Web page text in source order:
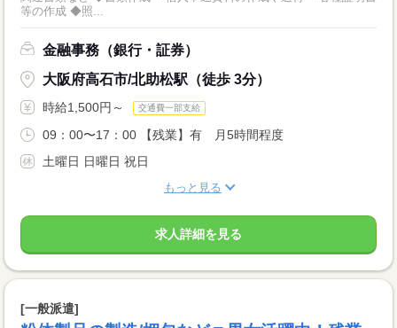
等の作成 ◆照...
金融事務（銀行・証券）
大阪府高石市/北助松駅（徒歩 3分）
時給1,500円～ 交通費一部支給
09：00〜17：00 【残業】有 月5時間程度
土曜日 日曜日 祝日
もっと見る
求人詳細を見る
[一般派遣]